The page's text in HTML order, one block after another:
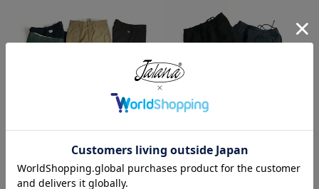
レッドキャップ REDKAP #PT20
7,700
ロサンゼルスアパレル LOSANGE
LES APPAREL HF02 14オンス ヘ
ビーフリース スウェットショーツ